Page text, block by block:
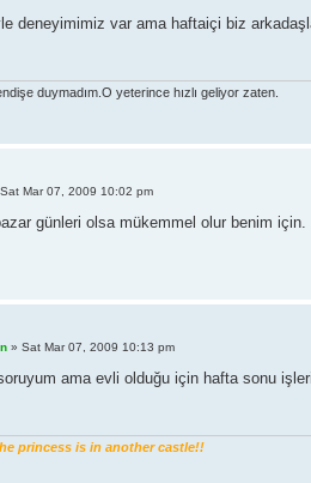
deneyimimiz var ama haftaiçi biz
duymadım.O yeterince hızlı geliyor zaten.
Sat Mar 07, 2009 10:02 pm
günleri olsa mükemmel olur benim için.
» Sat Mar 07, 2009 10:13 pm
ama evli olduğu için hafta sonu
princess is in another castle!!